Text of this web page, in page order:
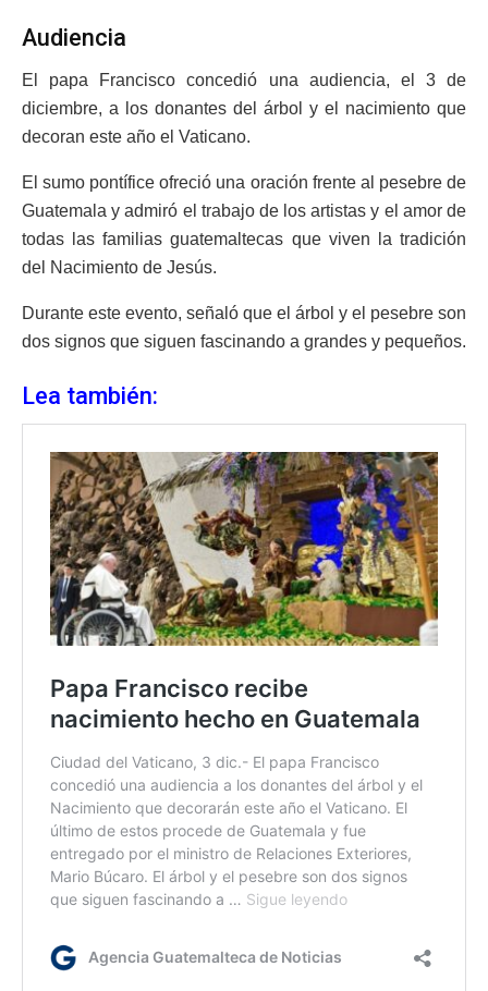
Audiencia
El papa Francisco concedió una audiencia, el 3 de
diciembre, a los donantes del árbol y el nacimiento que
decoran este año el Vaticano.
El sumo pontífice ofreció una oración frente al pesebre de
Guatemala y admiró el trabajo de los artistas y el amor de
todas las familias guatemaltecas que viven la tradición
del Nacimiento de Jesús.
Durante este evento, señaló que el árbol y el pesebre son
dos signos que siguen fascinando a grandes y pequeños.
Lea también: